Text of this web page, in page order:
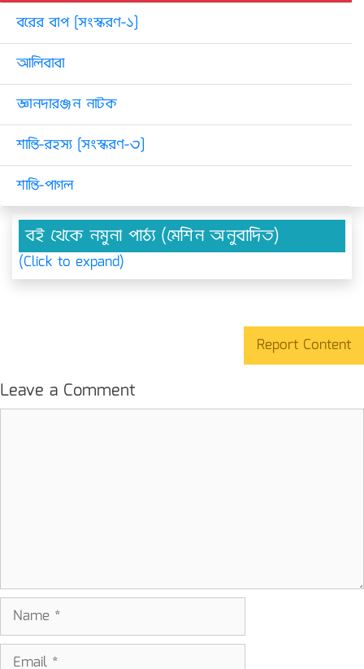
বরের বাপ [সংস্করণ-১]
আলিবাবা
জ্ঞানদারঞ্জন নাটক
শান্তি-রহস্য [সংস্করণ-৩]
শান্তি-পাগল
বই থেকে নমুনা পাঠ্য (মেশিন অনুবাদিত)
(Click to expand)
Report Content
Leave a Comment
Name
Email